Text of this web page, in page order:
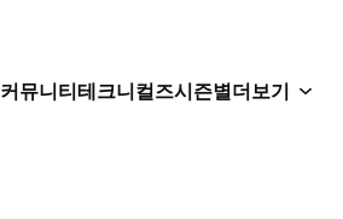
커뮤니티테크니컬즈시즌별더보기